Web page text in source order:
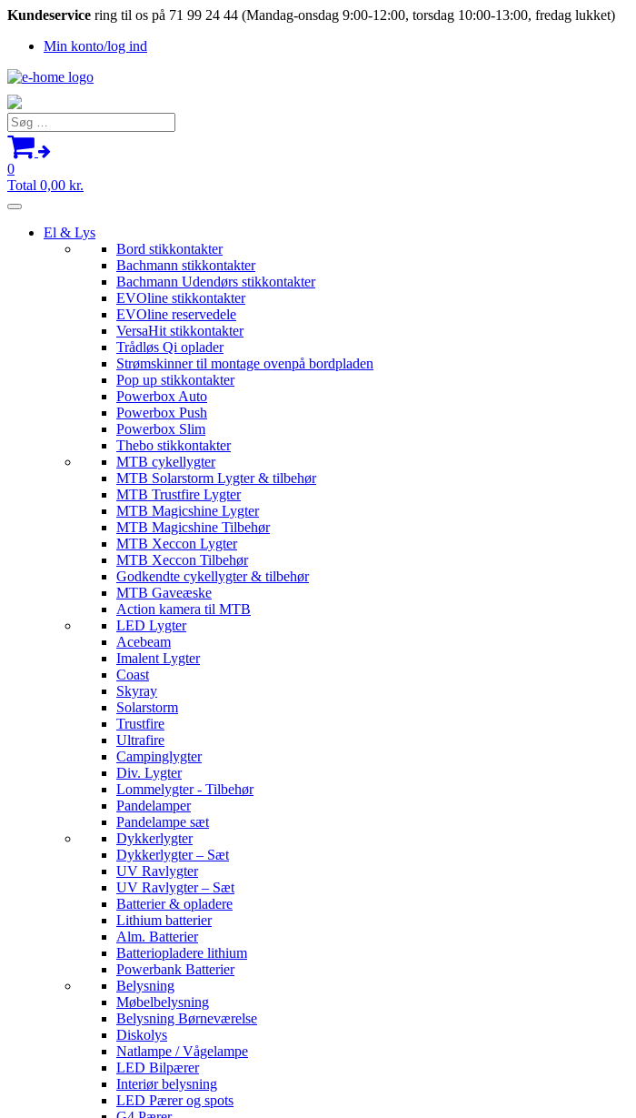
Kundeservice ring til os på 71 99 24 44 (Mandag-onsdag 9:00-12:00, torsdag 10:00-13:00, fredag lukket)
Min konto/log ind
Søg
efter:
0
Total 0,00 kr.
El & Lys
Bord stikkontakter
Bachmann stikkontakter
Bachmann Udendørs stikkontakter
EVOline stikkontakter
EVOline reservedele
VersaHit stikkontakter
Trådløs Qi oplader
Strømskinner til montage ovenpå bordpladen
Pop up stikkontakter
Powerbox Auto
Powerbox Push
Powerbox Slim
Thebo stikkontakter
MTB cykellygter
MTB Solarstorm Lygter & tilbehør
MTB Trustfire Lygter
MTB Magicshine Lygter
MTB Magicshine Tilbehør
MTB Xeccon Lygter
MTB Xeccon Tilbehør
Godkendte cykellygter & tilbehør
MTB Gaveæske
Action kamera til MTB
LED Lygter
Acebeam
Imalent Lygter
Coast
Skyray
Solarstorm
Trustfire
Ultrafire
Campinglygter
Div. Lygter
Lommelygter - Tilbehør
Pandelamper
Pandelampe sæt
Dykkerlygter
Dykkerlygter – Sæt
UV Ravlygter
UV Ravlygter – Sæt
Batterier & opladere
Lithium batterier
Alm. Batterier
Batteriopladere lithium
Powerbank Batterier
Belysning
Møbelbelysning
Belysning Børneværelse
Diskolys
Natlampe / Vågelampe
LED Bilpærer
Interiør belysning
LED Pærer og spots